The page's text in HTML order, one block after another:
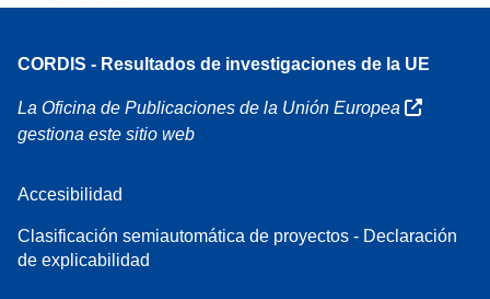
CORDIS - Resultados de investigaciones de la UE
La Oficina de Publicaciones de la Unión Europea
gestiona este sitio web
Accesibilidad
Clasificación semiautomática de proyectos - Declaración
de explicabilidad